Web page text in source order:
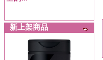
新上架商品